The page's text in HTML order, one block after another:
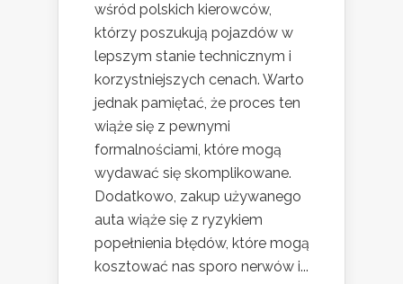
wśród polskich kierowców,
którzy poszukują pojazdów w
lepszym stanie technicznym i
korzystniejszych cenach. Warto
jednak pamiętać, że proces ten
wiąże się z pewnymi
formalnościami, które mogą
wydawać się skomplikowane.
Dodatkowo, zakup używanego
auta wiąże się z ryzykiem
popełnienia błędów, które mogą
kosztować nas sporo nerwów i...